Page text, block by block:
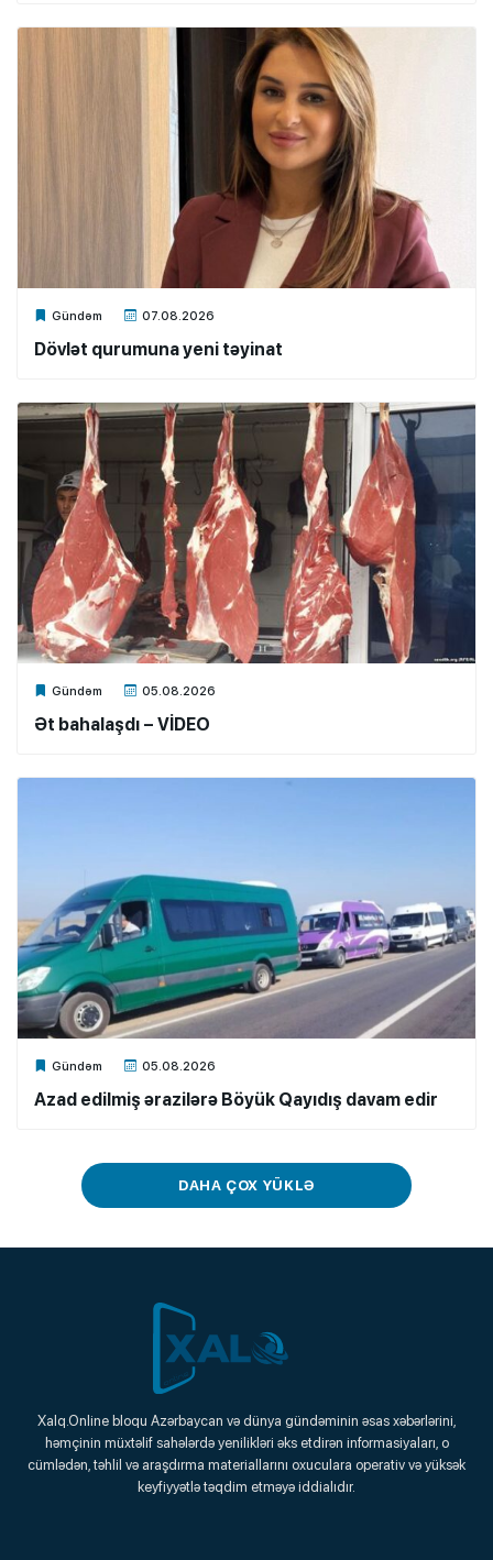
Gündəm 07.08.2026
Xalq.Online
Dövlət qurumuna yeni təyinat
Gündəm 05.08.2026
Xalq.Online
Ət bahalaşdı – VİDEO
Gündəm 05.08.2026
Xalq.Online
Azad edilmiş ərazilərə Böyük Qayıdış davam edir
DAHA ÇOX YÜKLƏ
Xalq.Online
Onlayn Platforma
Xalq.Online bloqu Azərbaycan və dünya gündəminin əsas xəbərlərini,
həmçinin müxtəlif sahələrdə yenilikləri əks etdirən informasiyaları, o
cümlədən, təhlil və araşdırma materiallarını oxuculara operativ və yüksək
keyfiyyətlə təqdim etməyə iddialıdır.